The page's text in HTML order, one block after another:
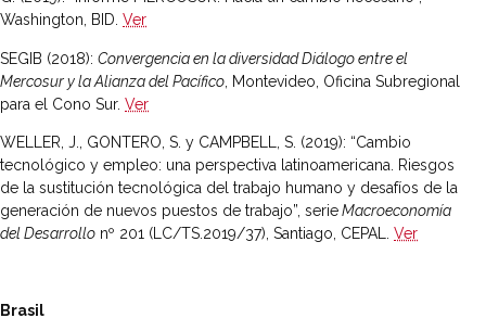
Washington, BID. Ver
SEGIB (2018): Convergencia en la diversidad Diálogo entre el
Mercosur y la Alianza del Pacífico , Montevideo, Oficina Subregional
para el Cono Sur. Ver
WELLER, J., GONTERO, S. y CAMPBELL, S. (2019): “Cambio
tecnológico y empleo: una perspectiva latinoamericana. Riesgos
de la sustitución tecnológica del trabajo humano y desafíos de la
generación de nuevos puestos de trabajo”, serieMacroeconomía
del Desarrollo nº 201 (LC/TS.2019/37), Santiago, CEPAL. Ver
Brasil